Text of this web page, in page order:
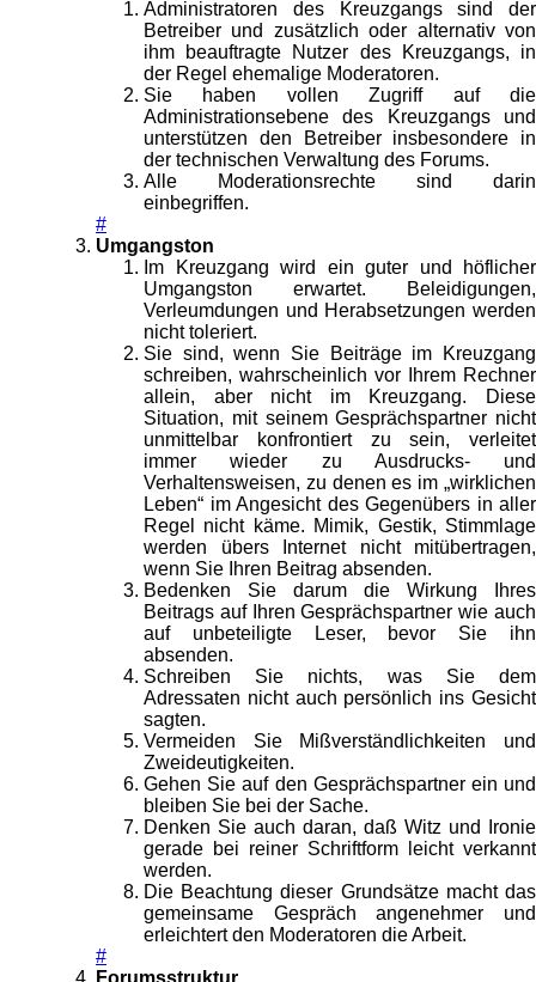
Administratoren des Kreuzgangs sind der
Betreiber und zusätzlich oder alternativ von
ihm beauftragte Nutzer des Kreuzgangs, in
der Regel ehemalige Moderatoren.
Sie haben vollen Zugriff auf die
Administrationsebene des Kreuzgangs und
unterstützen den Betreiber insbesondere in
der technischen Verwaltung des Forums.
Alle Moderationsrechte sind darin
einbegriffen.
#
Umgangston
Im Kreuzgang wird ein guter und höflicher
Umgangston erwartet. Beleidigungen,
Verleumdungen und Herabsetzungen werden
nicht toleriert.
Sie sind, wenn Sie Beiträge im Kreuzgang
schreiben, wahrscheinlich vor Ihrem Rechner
allein, aber nicht im Kreuzgang. Diese
Situation, mit seinem Gesprächspartner nicht
unmittelbar konfrontiert zu sein, verleitet
immer wieder zu Ausdrucks- und
Verhaltensweisen, zu denen es im „wirklichen
Leben“ im Angesicht des Gegenübers in aller
Regel nicht käme. Mimik, Gestik, Stimmlage
werden übers Internet nicht mitübertragen,
wenn Sie Ihren Beitrag absenden.
Bedenken Sie darum die Wirkung Ihres
Beitrags auf Ihren Gesprächspartner wie auch
auf unbeteiligte Leser, bevor Sie ihn
absenden.
Schreiben Sie nichts, was Sie dem
Adressaten nicht auch persönlich ins Gesicht
sagten.
Vermeiden Sie Mißverständlichkeiten und
Zweideutigkeiten.
Gehen Sie auf den Gesprächspartner ein und
bleiben Sie bei der Sache.
Denken Sie auch daran, daß Witz und Ironie
gerade bei reiner Schriftform leicht verkannt
werden.
Die Beachtung dieser Grundsätze macht das
gemeinsame Gespräch angenehmer und
erleichtert den Moderatoren die Arbeit.
#